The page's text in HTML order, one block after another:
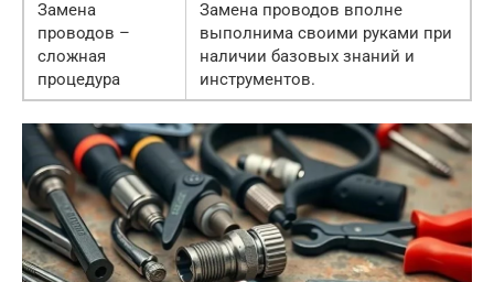
Замена
проводов –
сложная
процедура
Замена проводов вполне
выполнима своими руками при
наличии базовых знаний и
инструментов.